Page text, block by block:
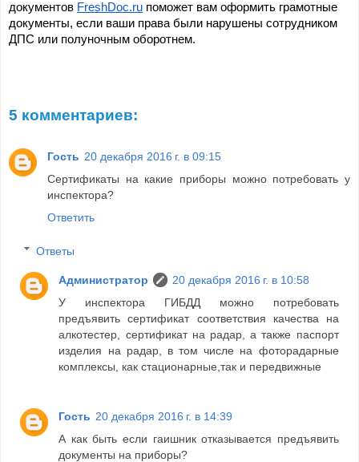
документов FreshDoc.ru поможет вам оформить грамотные
документы, если ваши права были нарушены сотрудником
ДПС или полуночным оборотнем.
5 комментариев:
Гость 20 декабря 2016 г. в 09:15
Сертификаты на какие приборы можно потребовать у
инспектора?
Ответить
Ответы
Администратор
20 декабря 2016 г. в 10:58
У инспектора ГИБДД можно потребовать
предъявить сертификат соответствия качества на
алкотестер, сертификат на радар, а также паспорт
изделия на радар, в том числе на фоторадарные
комплексы, как стационарные,так и передвижные
Гость 20 декабря 2016 г. в 14:39
А как быть если гаишник отказывается предъявить
документы на приборы?